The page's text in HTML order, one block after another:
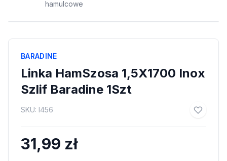
hamulcowe
BARADINE
Linka HamSzosa 1,5X1700 Inox
Szlif Baradine 1Szt
SKU: I456
31,99 zł